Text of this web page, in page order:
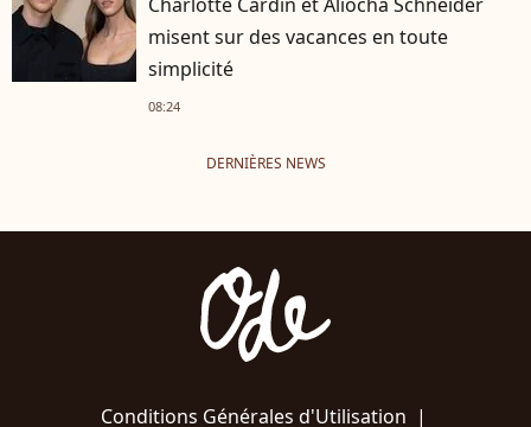
misent sur des vacances en toute
simplicité
08:24
DERNIÈRES NEWS
Conditions Générales d'Utilisation |